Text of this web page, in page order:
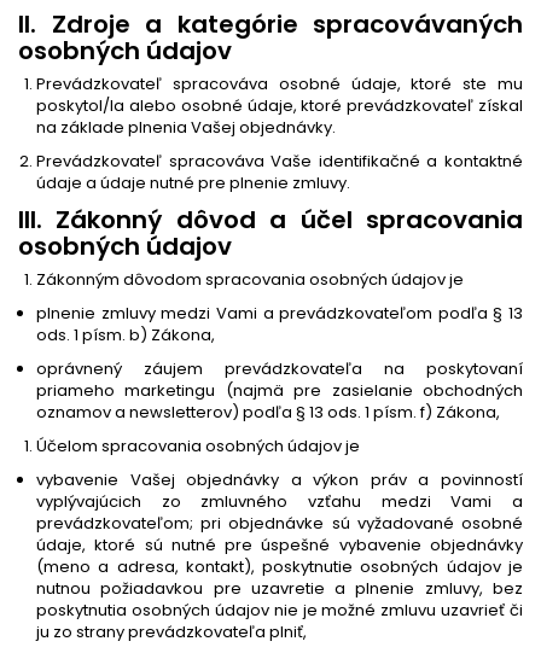
II. Zdroje a kategórie spracovávaných
osobných údajov
Prevádzkovateľ spracováva osobné údaje, ktoré ste mu
poskytol/la alebo osobné údaje, ktoré prevádzkovateľ získal
na základe plnenia Vašej objednávky.
Prevádzkovateľ spracováva Vaše identifikačné a kontaktné
údaje a údaje nutné pre plnenie zmluvy.
III. Zákonný dôvod a účel spracovania
osobných údajov
Zákonným dôvodom spracovania osobných údajov je
plnenie zmluvy medzi Vami a prevádzkovateľom podľa § 13
ods. 1 písm. b) Zákona,
oprávnený záujem prevádzkovateľa na poskytovaní
priameho marketingu (najmä pre zasielanie obchodných
oznamov a newsletterov) podľa § 13 ods. 1 písm. f) Zákona,
Účelom spracovania osobných údajov je
vybavenie Vašej objednávky a výkon práv a povinností
vyplývajúcich zo zmluvného vzťahu medzi Vami a
prevádzkovateľom; pri objednávke sú vyžadované osobné
údaje, ktoré sú nutné pre úspešné vybavenie objednávky
(meno a adresa, kontakt), poskytnutie osobných údajov je
nutnou požiadavkou pre uzavretie a plnenie zmluvy, bez
poskytnutia osobných údajov nie je možné zmluvu uzavrieť či
ju zo strany prevádzkovateľa plniť,